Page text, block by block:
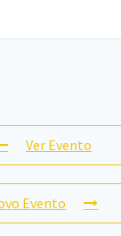
Ver Evento
Evento